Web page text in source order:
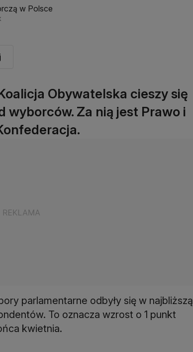
w Polsce
Obywatelska cieszy się
Za nią jest Prawo i
parlamentarne odbyły się w najbliższą
To oznacza wzrost o 1 punkt
kwietnia.